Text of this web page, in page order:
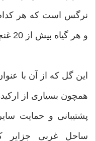
و هر گیاه بیش از 20 غنچه دارد.
همچون بسیاری از
پشتیبانی و حمایت
ساحل غربی جزایر